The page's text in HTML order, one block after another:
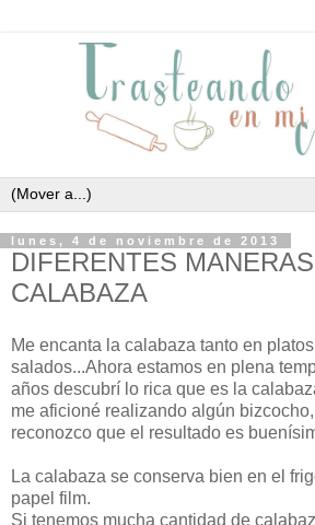
lunes, 4 de noviembre de 2013
DIFERENTES
CALABAZA
Me encanta la calabaza tanto en
salados...Ahora estamos en plena
años descubrí lo rica que es la
me aficioné realizando algún
reconozco que el resultado es
La calabaza se conserva bien en el
papel film.
Si tenemos mucha cantidad de